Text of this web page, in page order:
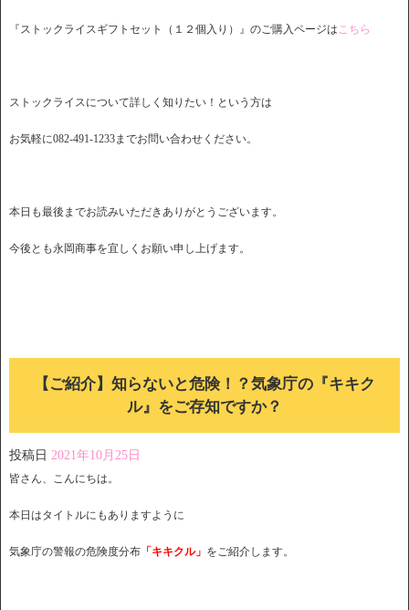
『ストックライスギフトセット（１２個入り）』のご購入ページはこちら
ストックライスについて詳しく知りたい！という方は
お気軽に082-491-1233までお問い合わせください。
本日も最後までお読みいただきありがとうございます。
今後とも永岡商事を宜しくお願い申し上げます。
【ご紹介】知らないと危険！？気象庁の『キキク
ル』をご存知ですか？
投稿日 2021年10月25日
皆さん、こんにちは。
本日はタイトルにもありますように
気象庁の警報の危険度分布 「キキクル」 をご紹介します。